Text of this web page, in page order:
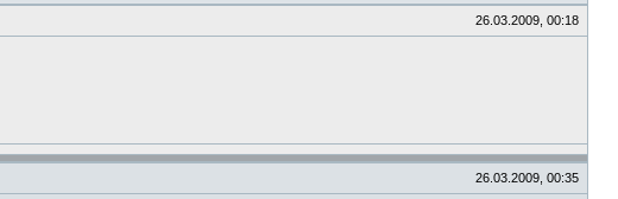
26.03.2009, 00:18
26.03.2009, 00:35